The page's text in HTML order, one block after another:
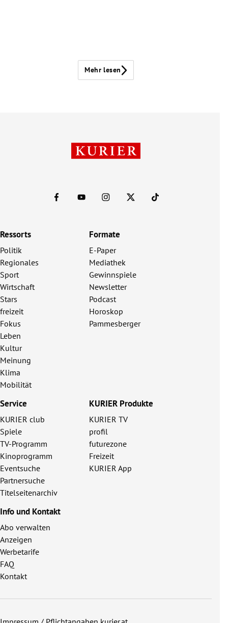
Mehr lesen
Ressorts
Politik
Regionales
Sport
Wirtschaft
Stars
freizeit
Fokus
Leben
Kultur
Meinung
Klima
Mobilität
Formate
E-Paper
Mediathek
Gewinnspiele
Newsletter
Podcast
Horoskop
Pammesberger
Service
KURIER club
Spiele
TV-Programm
Kinoprogramm
Eventsuche
Partnersuche
Titelseitenarchiv
KURIER Produkte
KURIER TV
profil
futurezone
Freizeit
KURIER App
Info und Kontakt
Abo verwalten
Anzeigen
Werbetarife
FAQ
Kontakt